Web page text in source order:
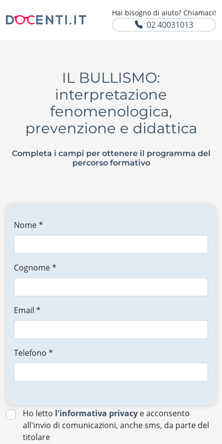
Hai bisogno di aiuto? Chiamaci!
02 40031013
IL BULLISMO:
interpretazione
fenomenologica,
prevenzione e didattica
Completa i campi per ottenere il programma del
percorso formativo
Nome *
Cognome *
Email *
Telefono *
Ho letto l'informativa privacy e acconsento
all'invio di comunicazioni, anche sms, da parte del
titolare